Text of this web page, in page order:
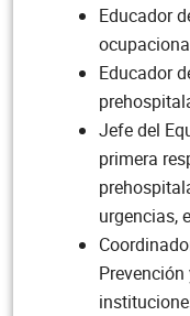
Educador
Educador
Jefe del
primera
urgencias,